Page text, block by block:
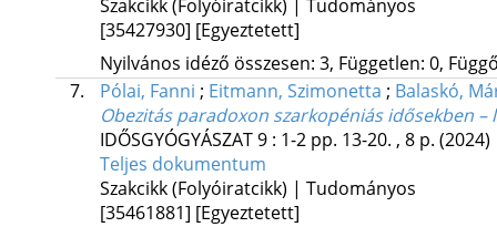
Szakcikk (Folyóiratcikk) | Tudományos
[35427930] [Egyeztetett]
Nyilvános idéző összesen: 3, Független: 0,
7.
Pólai, Fanni ; Eitmann, Szimonetta ; Balaskó,
Obezitás paradoxon szarkopéniás idősekben –
IDŐSGYÓGYÁSZAT9: 1-2 pp. 13-20. , 8 p. (2024)
Teljes dokumentum
Szakcikk (Folyóiratcikk) | Tudományos
[35461881] [Egyeztetett]